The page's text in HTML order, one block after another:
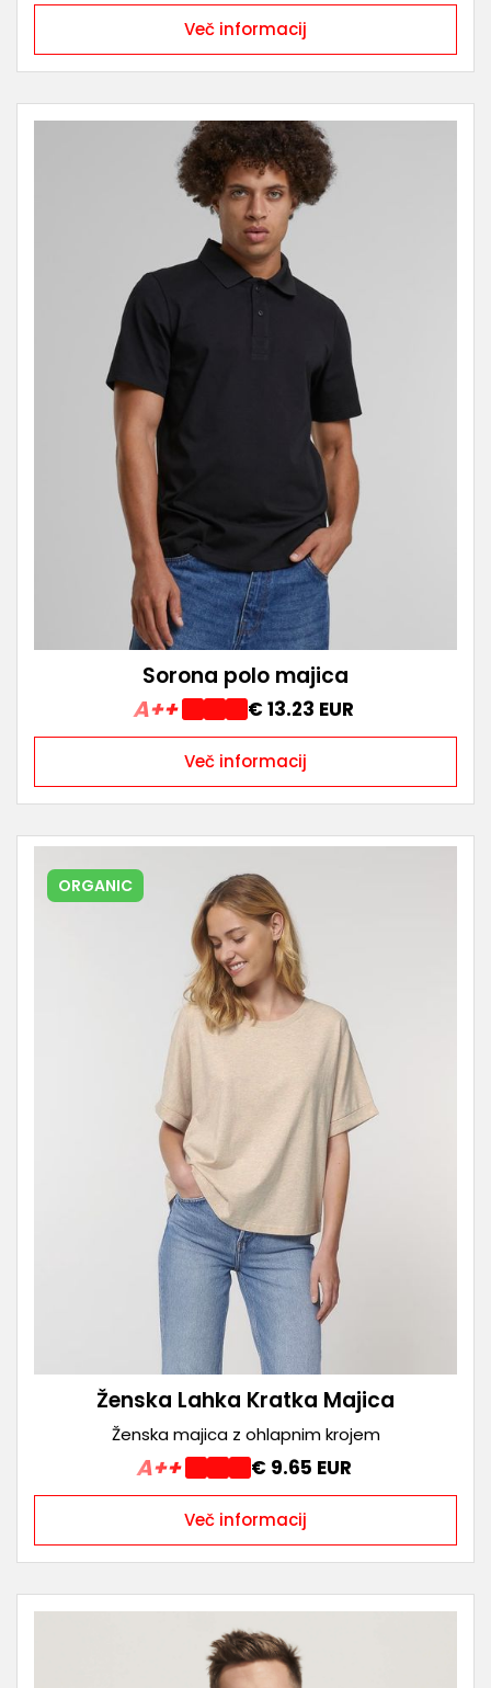
Več informacij
Sorona polo majica
A++ € 13.23 EUR
Več informacij
ORGANIC
Ženska Lahka Kratka Majica
Ženska majica z ohlapnim krojem
A++ € 9.65 EUR
Več informacij